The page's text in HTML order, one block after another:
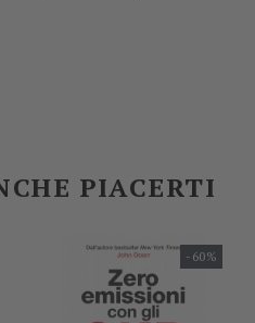
PIACERTI
-60%